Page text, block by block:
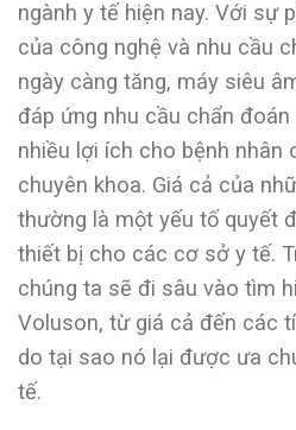
ngành y tế hiện nay. Với sự
của công nghệ và nhu cầu
ngày càng tăng, máy siêu
đáp ứng nhu cầu chẩn
nhiều lợi ích cho bệnh nhân
chuyên khoa. Giá cả của
thường là một yếu tố quyết
thiết bị cho các cơ sở y tế.
chúng ta sẽ đi sâu vào tìm
Voluson, từ giá cả đến các
do tại sao nó lại được ưa
tế.